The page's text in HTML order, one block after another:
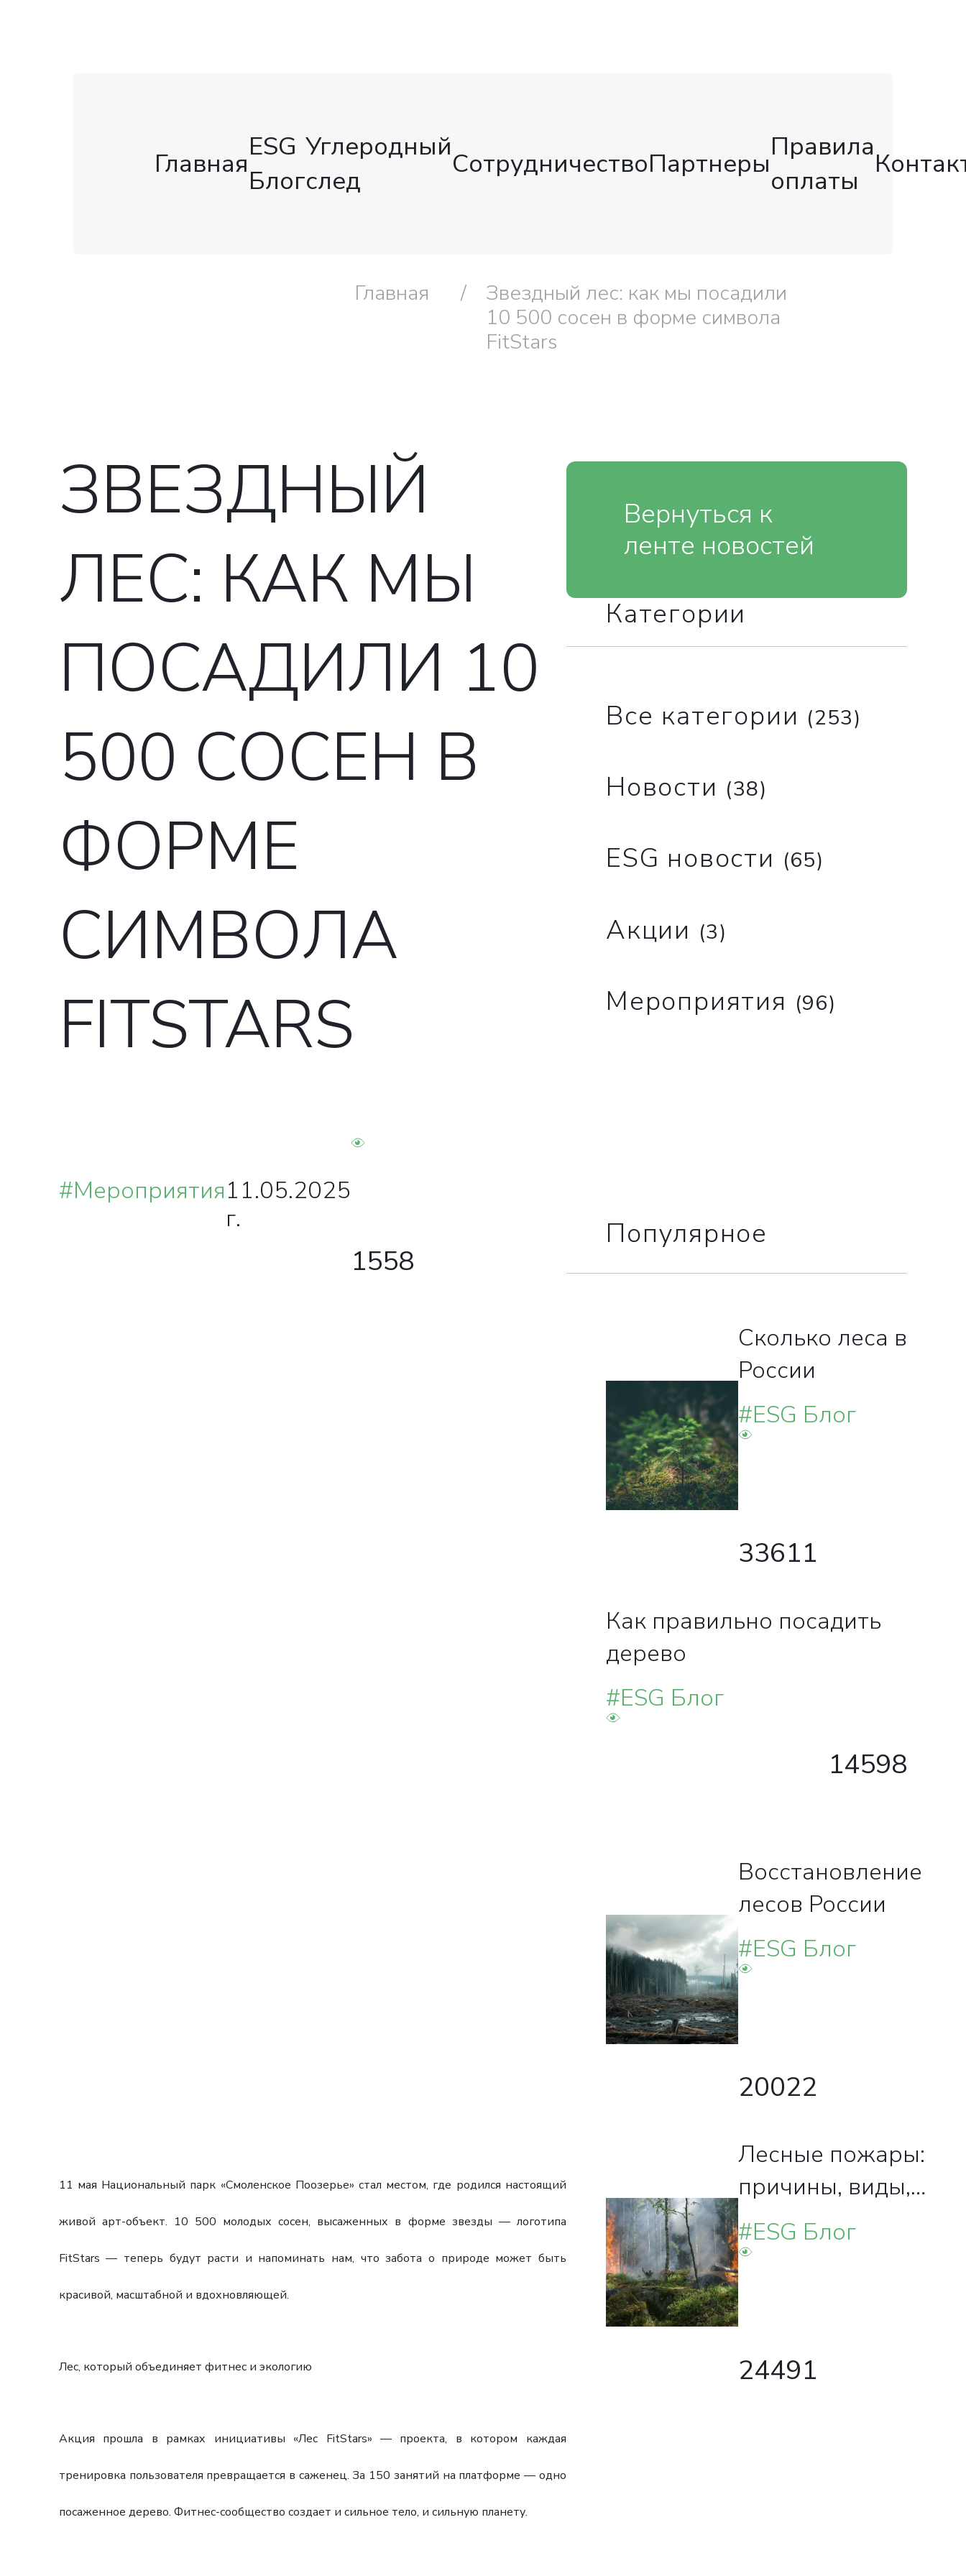
Главная
ESG
Блог
Углеродный
след
СотрудничествоПартнеры
Правила
оплаты
Главная
Звездный лес: как мы посадили
10 500 сосен в форме символа
FitStars
ЗВЕЗДНЫЙ
ЛЕС: КАК МЫ
ПОСАДИЛИ 10
500 СОСЕН В
ФОРМЕ
СИМВОЛА
FITSTARS
#Мероприятия11.05.2025
г.
1558
11 мая Национальный парк «Смоленское Поозерье» стал местом, где родился настоящий
живой арт-объект. 10 500 молодых сосен, высаженных в форме звезды — логотипа
FitStars — теперь будут расти и напоминать нам, что забота о природе может быть
красивой, масштабной и вдохновляющей.
Лес, который объединяет фитнес и экологию
Акция прошла в рамках инициативы «Лес FitStars» — проекта, в котором каждая
тренировка пользователя превращается в саженец. За 150 занятий на платформе — одно
посаженное дерево. Фитнес-сообщество создает и сильное тело, и сильную планету.
Вернуться к
ленте новостей
Категории
Все категории (253)
Новости (38)
ESG новости (65)
Акции (3)
Мероприятия (96)
Популярное
Сколько леса в
России
#ESG Блог
33611
Как правильно посадить
дерево
#ESG Блог
14598
Восстановление
лесов России
#ESG Блог
20022
Лесные пожары:
причины, виды,
правила
безопасности
#ESG Блог
24491
ВАША ЗАЯВКА
ОТПРАВЛЕНА
в ближайшее время наши менеджеры
свяжутся с вами